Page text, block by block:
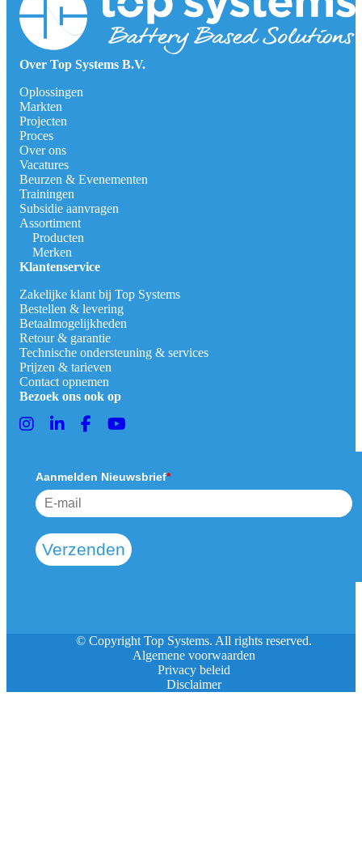
Over Top Systems B.V.
Oplossingen
Markten
Projecten
Proces
Over ons
Vacatures
Beurzen & Evenementen
Trainingen
Subsidie aanvragen
Assortiment
Producten
Merken
Klantenservice
Zakelijke klant bij Top Systems
Bestellen & levering
Betaalmogelijkheden
Retour & garantie
Technische ondersteuning & services
Prijzen & tarieven
Contact opnemen
Bezoek ons ook op
Aanmelden Nieuwsbrief*
Verzenden
© Copyright Top Systems. All rights reserved.
Algemene voorwaarden
Privacy beleid
Disclaimer